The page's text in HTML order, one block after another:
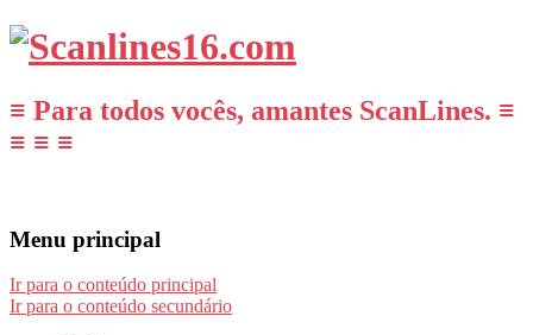
≡ Para todos vocês, amantes ScanLines. ≡
≡ ≡ ≡
Menu principal
Ir para o conteúdo principal
Ir para o conteúdo secundário